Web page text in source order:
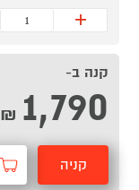
+
קנה ב-
1,790
₪
קניה